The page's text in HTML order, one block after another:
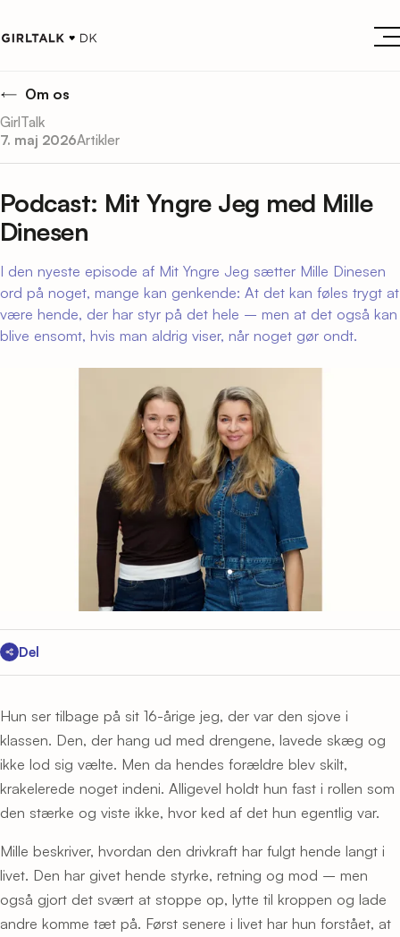
Om os
GirlTalk
7. maj 2026Artikler
Podcast: Mit Yngre Jeg med Mille
Dinesen
I den nyeste episode af Mit Yngre Jeg sætter Mille Dinesen
ord på noget, mange kan genkende: At det kan føles trygt at
være hende, der har styr på det hele – men at det også kan
blive ensomt, hvis man aldrig viser, når noget gør ondt.
Del
Hun ser tilbage på sit 16-årige jeg, der var den sjove i
klassen. Den, der hang ud med drengene, lavede skæg og
ikke lod sig vælte. Men da hendes forældre blev skilt,
krakelerede noget indeni. Alligevel holdt hun fast i rollen som
den stærke og viste ikke, hvor ked af det hun egentlig var.
Mille beskriver, hvordan den drivkraft har fulgt hende langt i
livet. Den har givet hende styrke, retning og mod – men
også gjort det svært at stoppe op, lytte til kroppen og lade
andre komme tæt på. Først senere i livet har hun forstået, at